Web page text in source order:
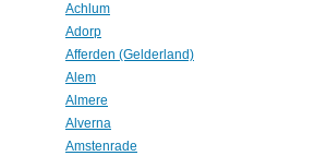
Achlum
Adorp
Afferden (Gelderland)
Alem
Almere
Alverna
Amstenrade